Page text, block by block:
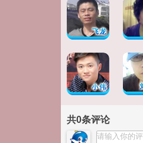
共0条评论